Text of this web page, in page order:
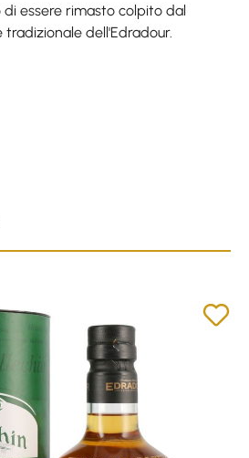
essere rimasto colpito dal
dell'Edradour.